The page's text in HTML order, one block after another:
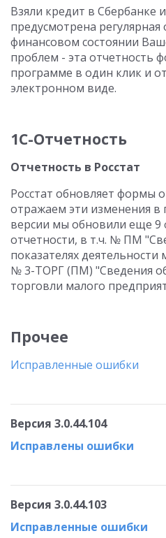
Взяли кредит в Сбербанке
предусмотрена регулярная
финансовом состоянии
проблем - эта отчетность
программе в один клик и
электронном виде.
1С-Отчетность
Отчетность в Росстат
Росстат обновляет формы
отражаем эти изменения в
версии мы обновили еще 9
отчетности, в т.ч. № ПМ
показателях
№ 3-ТОРГ (ПМ) "Сведения
торговли малого
Прочее
Исправленные ошибки
Версия 3.0.44.104
Исправлены ошибки
Версия 3.0.44.103
Исправленные ошибки